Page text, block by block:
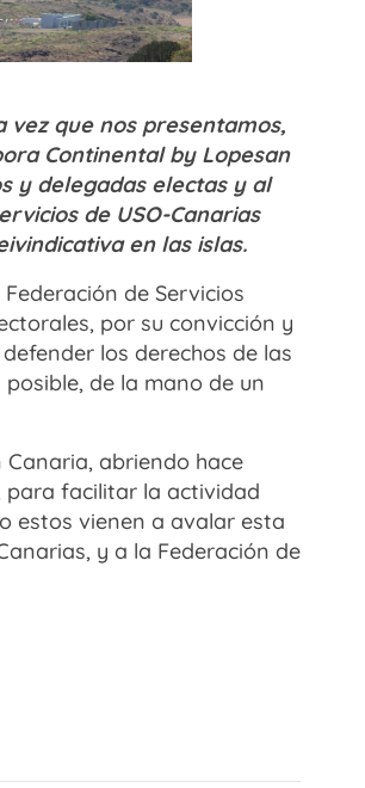
que nos presentamos,
Continental by Lopesan
y delegadas electas y al
de USO-Canarias
en las islas.
de Servicios
por su convicción y
los derechos de las
de la mano de un
abriendo hace
para facilitar la actividad
estos vienen a avalar esta
y a la Federación de